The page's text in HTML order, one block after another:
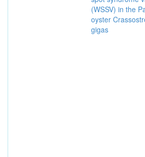
(WSSV) in the
oyster
gigas